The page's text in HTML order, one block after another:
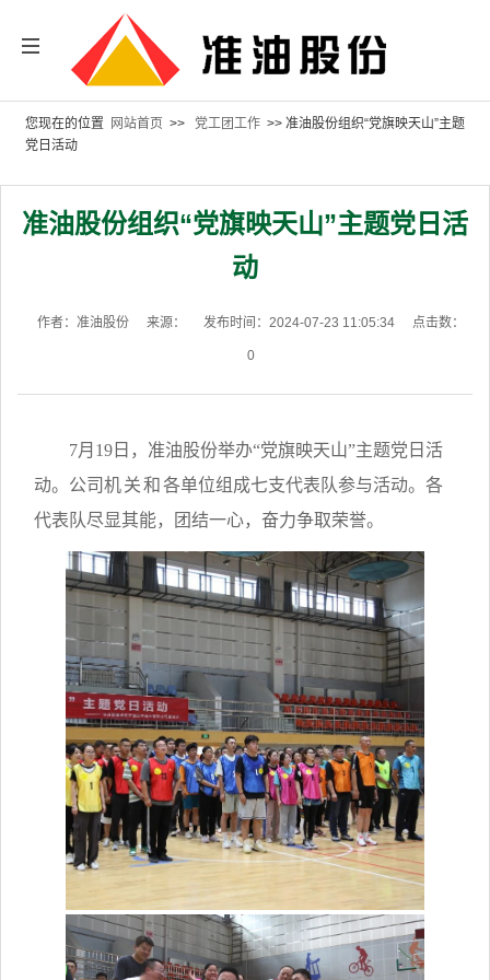
您现在的位置 网站首页 >> 党工团工作 >> 准油股份组织“党旗映天山”主题
党日活动
准油股份组织“党旗映天山”主题党日活
动
作者：准油股份 来源： 发布时间：2024-07-23 11:05:34 点击数：
0
7月19日，准油股份举办“党旗映天山”主题党日活
动。公司机关和 各单位组成七支代表队参与活动。各
代表队尽显其能，团结一心，奋力争取荣誉。